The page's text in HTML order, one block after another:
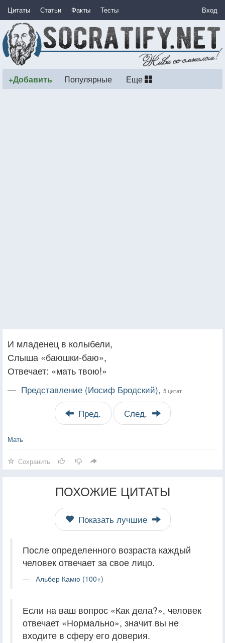
Цитаты Статьи Факты Тесты Вход
+Добавить Популярные Еще
И младенец в колыбели,
Слыша «баюшки-баю»,
Отвечает: «мать твою!»
— Представление (Иосиф Бродский), 5 цитат
Пред. След.
Мать
Сохранить
ПОХОЖИЕ ЦИТАТЫ
Показать лучшие
После определенного возраста каждый
человек отвечает за свое лицо.
Альбер Камю (100+)
Если на ваш вопрос «Как дела?», человек
отвечает «Нормально», значит вы не
входите в сферу его доверия.